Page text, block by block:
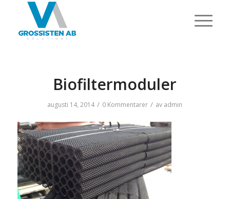
Biofiltermoduler
augusti 14, 2014 / 0 Kommentarer / av admin